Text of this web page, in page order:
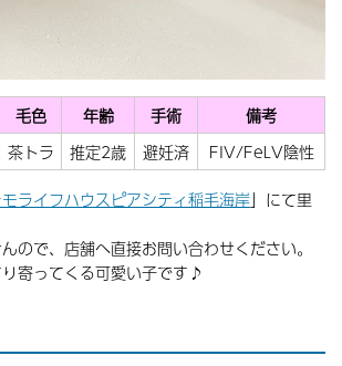
毛色 年齢 手術
備考
茶トラ 推定2歳 避妊済
FIV/FeLV陰性
ライフハウスピアシティ稲毛海岸」にて里
ので、店舗へ直接お問い合わせください。
寄ってくる可愛い子です♪